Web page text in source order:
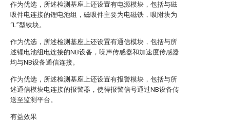
作为优选，所述检测基座上还设置有电源模块，包括与磁
吸件电连接的锂电池组，磁吸件主要为电磁铁，吸附块为
“L”型铁块。
作为优选，所述检测基座上还设置有通信模块，包括与所
述锂电池组电连接的NB设备，噪声传感器和加速度传感器
均与NB设备通信连接。
作为优选，所述检测基座上还设置有报警模块，包括与所
述通信模块电连接的报警器，使得报警信号通过NB设备传
送至监测平台。
有益效果